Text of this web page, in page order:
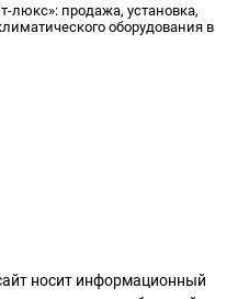
люкс»: продажа, установка,
оборудования в
носит информационный